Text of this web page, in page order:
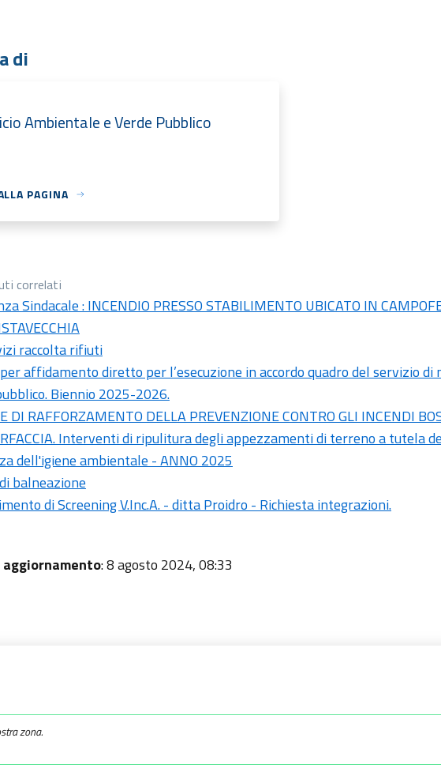
di
Ambientale e Verde Pubblico
PAGINA
correlati
Sindacale : INCENDIO PRESSO STABILIMENTO UBICATO IN
raccolta rifiuti
affidamento diretto per l’esecuzione in accordo quadro del servizio di
Biennio 2025-2026.
DI RAFFORZAMENTO DELLA PREVENZIONE CONTRO GLI INCENDI
Interventi di ripulitura degli appezzamenti di terreno a tutela
dell'igiene ambientale - ANNO 2025
balneazione
di Screening V.Inc.A. - ditta Proidro - Richiesta integrazioni.
: 8 agosto 2024, 08:33
zona.